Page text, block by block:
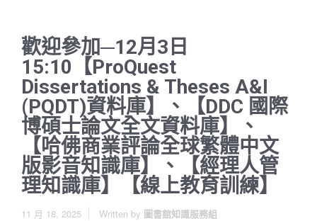
歡迎參加─12月3日
15:10【ProQuest
Dissertations & Theses A&I
(PQDT)資料庫】、【DDC 國際
博碩士論文全文資料庫】、
【哈佛商業評論全球繁體中文
版影音知識庫】、【經理人管
理知識庫】【線上教育訓練】
11 月 18, 2025 Written by 圖書館知識服務組